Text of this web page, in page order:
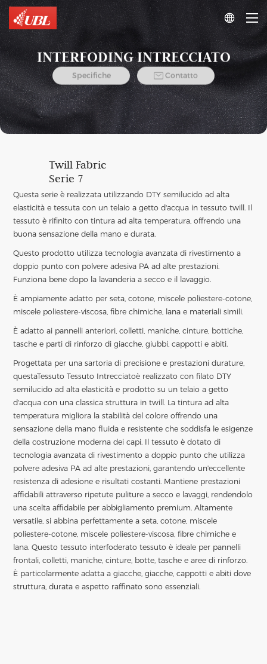

INTERFODING INTRECCIATO
Specifiche  Contatto
Twill Fabric
Serie 7
Questa serie è realizzata utilizzando DTY semilucido ad alta
elasticità e tessuta con un telaio a getto d'acqua in tessuto twill. Il
tessuto è rifinito con tintura ad alta temperatura, offrendo una
buona sensazione della mano e durata.
Questo prodotto utilizza tecnologia avanzata di rivestimento a
doppio punto con polvere adesiva PA ad alte prestazioni.
Funziona bene dopo la lavanderia a secco e il lavaggio.
È ampiamente adatto per seta, cotone, miscele poliestere-cotone,
miscele poliestere-viscosa, fibre chimiche, lana e materiali simili.
È adatto ai pannelli anteriori, colletti, maniche, cinture, bottiche,
tasche e parti di rinforzo di giacche, giubbi, cappotti e abiti.
Progettata per una sartoria di precisione e prestazioni durature,
questaTessuto Tessuto Intrecciatoè realizzato con filato DTY
semilucido ad alta elasticità e prodotto su un telaio a getto
d'acqua con una classica struttura in twill. La tintura ad alta
temperatura migliora la stabilità del colore offrendo una
sensazione della mano fluida e resistente che soddisfa le esigenze
della costruzione moderna dei capi. Il tessuto è dotato di
tecnologia avanzata di rivestimento a doppio punto che utilizza
polvere adesiva PA ad alte prestazioni, garantendo un'eccellente
resistenza di adesione e risultati costanti. Mantiene prestazioni
affidabili attraverso ripetute puliture a secco e lavaggi, rendendolo
una scelta affidabile per abbigliamento premium. Altamente
versatile, si abbina perfettamente a seta, cotone, miscele
poliestere-cotone, miscele poliestere-viscosa, fibre chimiche e
lana. Questo tessuto interfoderato tessuto è ideale per pannelli
frontali, colletti, maniche, cinture, botte, tasche e aree di rinforzo.
È particolarmente adatta a giacche, giacche, cappotti e abiti dove
struttura, durata e aspetto raffinato sono essenziali.